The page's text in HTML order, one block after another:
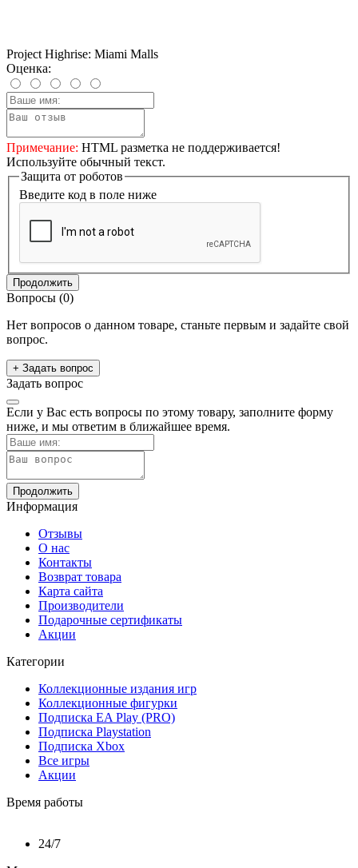
Project Highrise: Miami Malls
Оценка:
Примечание: HTML разметка не поддерживается!
Используйте обычный текст.
Защита от роботов
Введите код в поле ниже
Продолжить
Вопросы (0)
Нет вопросов о данном товаре, станьте первым и задайте свой
вопрос.
+ Задать вопрос
Задать вопрос
Если у Вас есть вопросы по этому товару, заполните форму
ниже, и мы ответим в ближайшее время.
Продолжить
Информация
Отзывы
О нас
Контакты
Возврат товара
Карта сайта
Производители
Подарочные сертификаты
Акции
Категории
Коллекционные издания игр
Коллекционные фигурки
Подписка EA Play (PRO)
Подписка Playstation
Подписка Xbox
Все игры
Акции
Время работы
24/7